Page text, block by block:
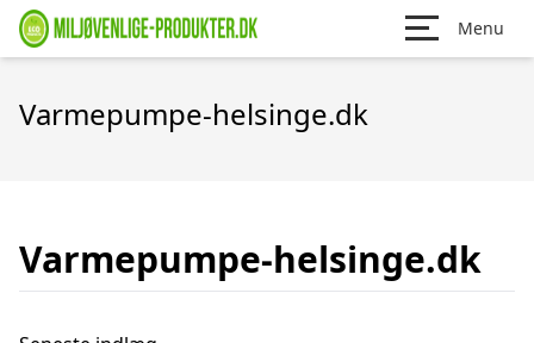
Menu
Varmepumpe-helsinge.dk
Varmepumpe-helsinge.dk